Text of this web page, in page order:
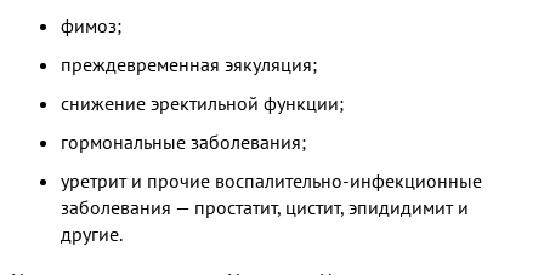
фимоз;
преждевременная эякуляция;
снижение эректильной функции;
гормональные заболевания;
уретрит и прочие воспалительно-инфекционные
заболевания — простатит, цистит, эпидидимит и
другие.